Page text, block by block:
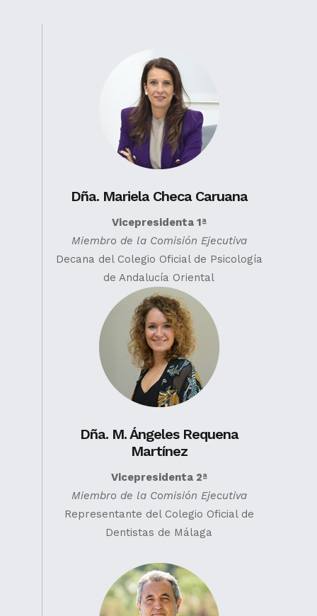
Dña. Mariela Checa Caruana
Vicepresidenta 1ª
Miembro de la Comisión Ejecutiva
Decana del Colegio Oficial de Psicología
de Andalucía Oriental
Dña. M. Ángeles Requena
Martínez
Vicepresidenta 2ª
Miembro de la Comisión Ejecutiva
Representante del Colegio Oficial de
Dentistas de Málaga